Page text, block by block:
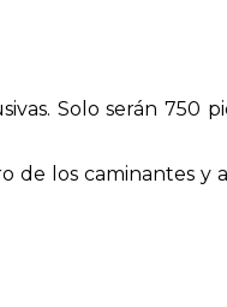
Solo serán 750
los caminantes y